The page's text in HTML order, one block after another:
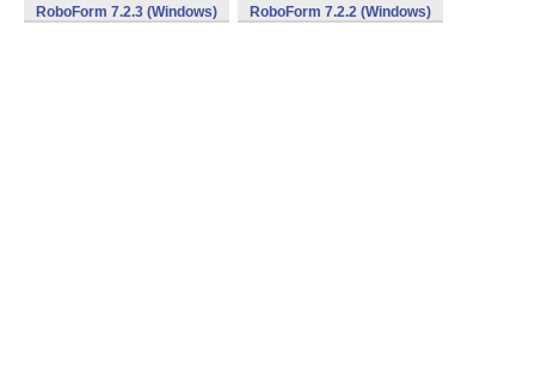
RoboForm 7.2.3 (Windows) RoboForm 7.2.2 (Windows)